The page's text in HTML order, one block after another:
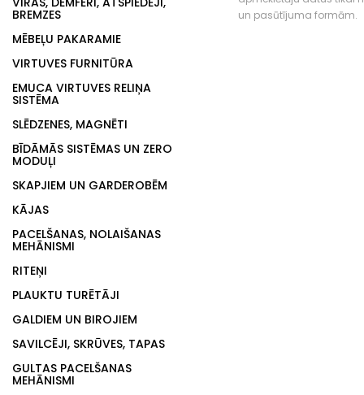
BREMZES
MĒBEĻU PAKARAMIE
VIRTUVES FURNITŪRA
EMUCA VIRTUVES RELIŅA
SISTĒMA
SLĒDZENES, MAGNĒTI
BĪDĀMĀS SISTĒMAS UN ZERO
MODUĻI
SKAPJIEM UN GARDEROBĒM
KĀJAS
PACELŠANAS, NOLAIŠANAS
MEHĀNISMI
RITEŅI
PLAUKTU TURĒTĀJI
GALDIEM UN BIROJIEM
SAVILCĒJI, SKRŪVES, TAPAS
GULTAS PACELŠANAS
MEHĀNISMI
un pasūtījuma formām.